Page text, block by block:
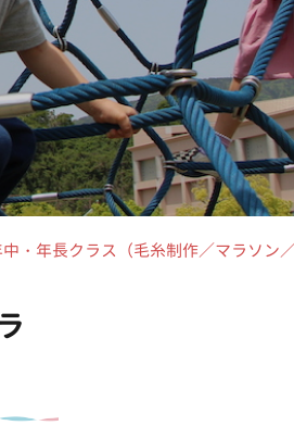
・年長クラス（毛糸制作／マラソン